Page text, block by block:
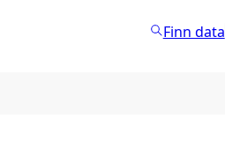
Finn data